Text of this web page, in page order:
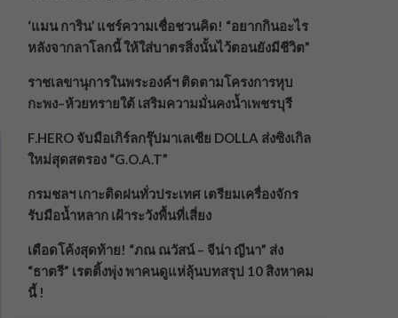
‘แมน การิน’ แชร์ความเชื่อชวนคิด! “อยากกินอะไร
หลังจากลาโลกนี้ ให้ใส่บาตรสิ่งนั้นไว้ตอนยังมีชีวิต”
ราชเลขานุการในพระองค์ฯ ติดตามโครงการหุบ
กะพง–ห้วยทรายใต้ เสริมความมั่นคงน้ำเพชรบุรี
F.HERO จับมือเกิร์ลกรุ๊ปมาเลเซีย DOLLA ส่งซิงเกิล
ใหม่สุดสตรอง “G.O.A.T”
กรมชลฯ เกาะติดฝนทั่วประเทศ เตรียมเครื่องจักร
รับมือน้ำหลาก เฝ้าระวังพื้นที่เสี่ยง
เดือดโค้งสุดท้าย! “ภณ ณวัสน์ – จีน่า ญีนา” ส่ง
“ธาตรี” เรตติ้งพุ่ง พาคนดูแห่ลุ้นบทสรุป 10 สิงหาคม
นี้ !